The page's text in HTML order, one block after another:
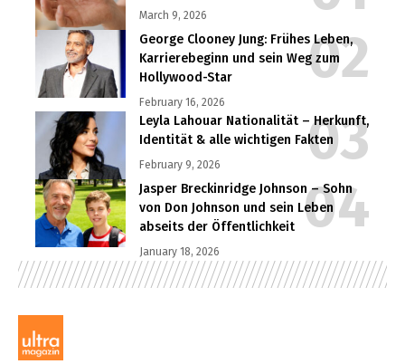
March 9, 2026
George Clooney Jung: Frühes Leben,
Karrierebeginn und sein Weg zum
Hollywood-Star
February 16, 2026
Leyla Lahouar Nationalität – Herkunft,
Identität & alle wichtigen Fakten
February 9, 2026
Jasper Breckinridge Johnson – Sohn
von Don Johnson und sein Leben
abseits der Öffentlichkeit
January 18, 2026